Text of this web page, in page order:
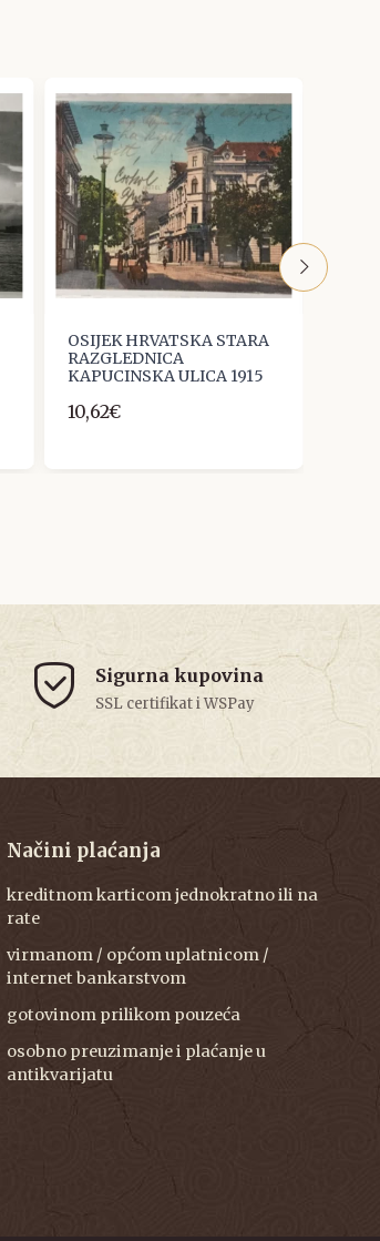
OSIJEK HRVATSKA STARA
RAZGLEDNICA
KAPUCINSKA ULICA 1915
10,62€
Sigurna kupovina
SSL certifikat i WSPay
Načini plaćanja
kreditnom karticom jednokratno ili na
rate
virmanom / općom uplatnicom /
internet bankarstvom
gotovinom prilikom pouzeća
osobno preuzimanje i plaćanje u
antikvarijatu